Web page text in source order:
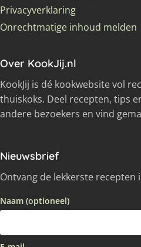
Privacyverklaring
Onrechtmatige inhoud melden
Over KookJij.nl
KookJij is dé kookwebsite vol
thuiskoks. Deel recepten, tips
andere bezoekers en vind
Nieuwsbrief
Ontvang de lekkerste recepten
Naam (optioneel)